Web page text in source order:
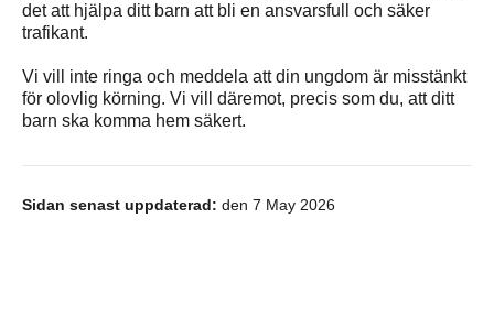
det att hjälpa ditt barn att bli en ansvarsfull och säker
trafikant.
Vi vill inte ringa och meddela att din ungdom är misstänkt
för olovlig körning. Vi vill däremot, precis som du, att ditt
barn ska komma hem säkert.
Sidan senast uppdaterad: den 7 May 2026